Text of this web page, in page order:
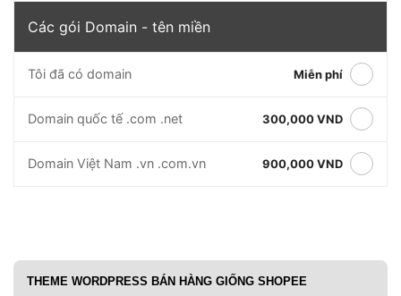
Các gói Domain - tên miền
Tôi đã có domain Miễn phí
Domain quốc tế .com .net 300,000 VND
Domain Việt Nam .vn .com.vn 900,000 VND
THEME WORDPRESS BÁN HÀNG GIỐNG SHOPEE